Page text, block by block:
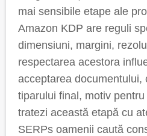
mai sensibile etape ale
Amazon KDP are reguli
dimensiuni, margini,
respectarea acestora
acceptarea documentului,
tiparului final, motiv
tratezi această etapă cu
SERPs oamenii caută